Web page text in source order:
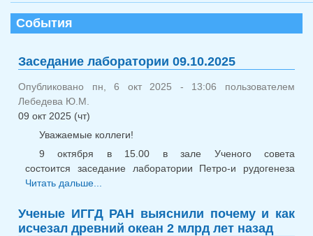
События
Заседание лаборатории 09.10.2025
Опубликовано пн, 6 окт 2025 - 13:06 пользователем
Лебедева Ю.М.
09 окт 2025 (чт)
Уважаемые коллеги!
9 октября в 15.00 в зале Ученого совета
состоится заседание лаборатории Петро-и рудогенеза
Читать дальше...
Ученые ИГГД РАН выяснили почему и как
исчезал древний океан 2 млрд лет назад